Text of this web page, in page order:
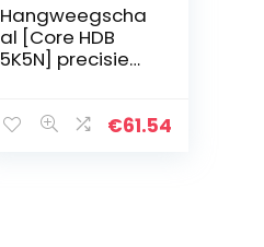
Hangweegscha
al [Core HDB
5K5N] precisie
max. 5 kg
€61.54